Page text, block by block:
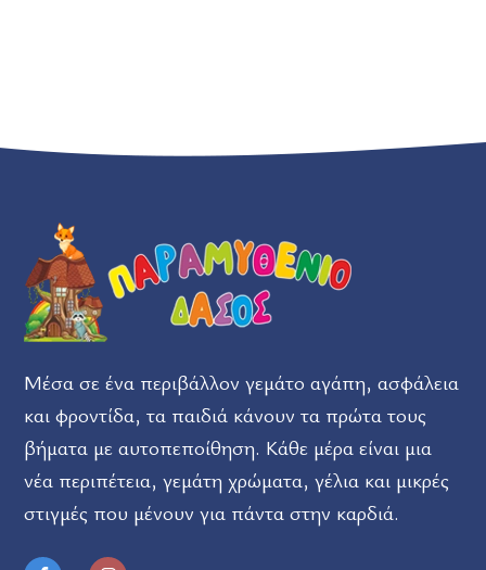
Μέσα σε ένα περιβάλλον γεμάτο αγάπη, ασφάλεια
και φροντίδα, τα παιδιά κάνουν τα πρώτα τους
βήματα με αυτοπεποίθηση. Κάθε μέρα είναι μια
νέα περιπέτεια, γεμάτη χρώματα, γέλια και μικρές
στιγμές που μένουν για πάντα στην καρδιά.